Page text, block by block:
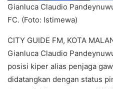
Gianluca Claudio
FC. (Foto: Istimewa)
CITY GUIDE FM, KOTA
Gianluca Claudio
posisi kiper alias penjaga
didatangkan dengan status